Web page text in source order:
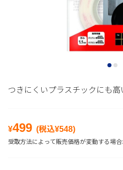
つきにくいプラスチックにも高
¥499 (税込¥548)
受取方法によって販売価格が変動する場合